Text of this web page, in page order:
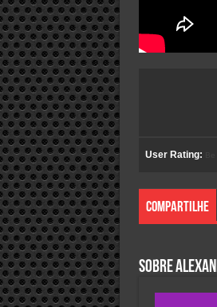
User Rating:
Compartilhe
Sobre